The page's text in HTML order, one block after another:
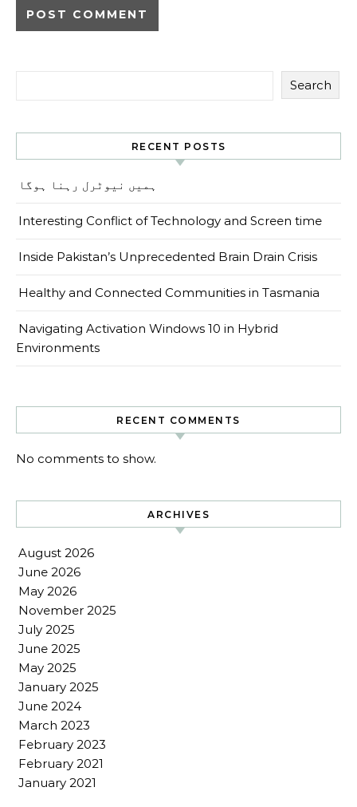
Search
RECENT POSTS
ہمیں نیوٹرل رہنا ہوگا
Interesting Conflict of Technology and Screen time
Inside Pakistan’s Unprecedented Brain Drain Crisis
Healthy and Connected Communities in Tasmania
Navigating Activation Windows 10 in Hybrid
Environments
RECENT COMMENTS
No comments to show.
ARCHIVES
August 2026
June 2026
May 2026
November 2025
July 2025
June 2025
May 2025
January 2025
June 2024
March 2023
February 2023
February 2021
January 2021